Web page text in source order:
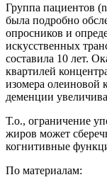
Группа пациентов
была подробно
опросников и
искусственных
составила 10 лет.
квартилей
изомера олеиновой
деменции
Т.о., ограничение
жиров может
когнитивные
По материалам: